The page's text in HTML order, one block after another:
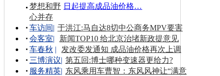
日起提高成品油价格…
梦想和野
心并存
车访间| 于洪江:马自达8切中公商务MPV要害
会客室|
新闻TOP10 给北京治堵新政提意见
车春秋 |
发改委发通知 成品油价格再次上调
三博演议| 第五回:博士哪种变速器更给力?
服务精英| 东风乘用车曹智：东风风神让“满意